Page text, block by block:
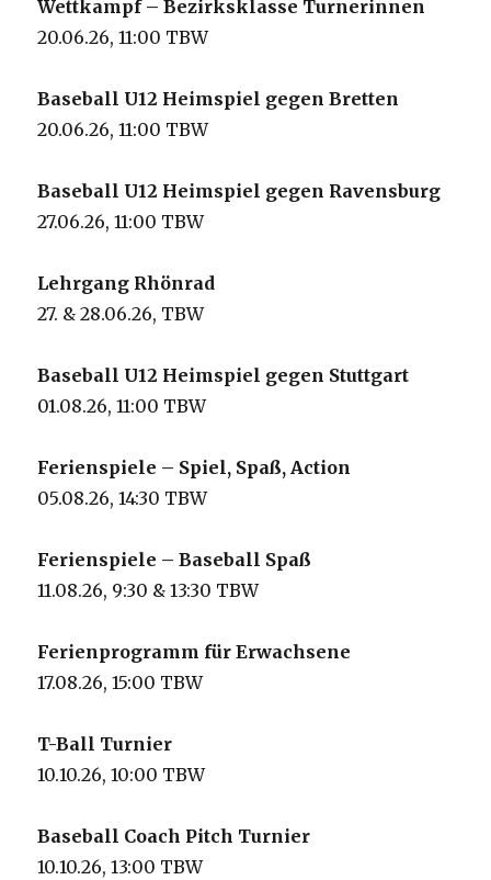
Wettkampf – Bezirksklasse Turnerinnen
20.06.26, 11:00 TBW
Baseball U12 Heimspiel gegen Bretten
20.06.26, 11:00 TBW
Baseball U12 Heimspiel gegen Ravensburg
27.06.26, 11:00 TBW
Lehrgang Rhönrad
27. & 28.06.26, TBW
Baseball U12 Heimspiel gegen Stuttgart
01.08.26, 11:00 TBW
Ferienspiele – Spiel, Spaß, Action
05.08.26, 14:30 TBW
Ferienspiele – Baseball Spaß
11.08.26, 9:30 & 13:30 TBW
Ferienprogramm für Erwachsene
17.08.26, 15:00 TBW
T-Ball Turnier
10.10.26, 10:00 TBW
Baseball Coach Pitch Turnier
10.10.26, 13:00 TBW